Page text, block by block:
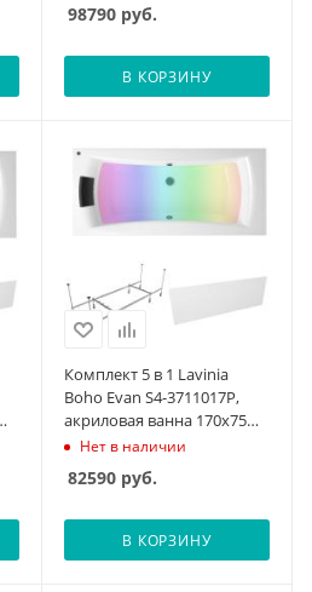
монтажным набором,
подголовник, лицевой
экран, хромотерапия
98790руб.
В КОРЗИНУ
Комплект 5 в 1 Lavinia
Boho Evan S4-3711017P,
акриловая ванна 170x75
см, усиленный
металлический каркас с
монтажным набором,
подголовник, лицевой
экран, хромотерапия
Нет в наличии
82590руб.
В КОРЗИНУ